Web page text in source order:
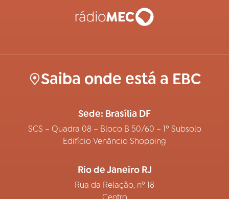
Saiba onde está a EBC
Sede: Brasília DF
SCS – Quadra 08 – Bloco B 50/60 – 1º Subsolo
Edifício Venâncio Shopping
Rio de Janeiro RJ
Rua da Relação, nº 18